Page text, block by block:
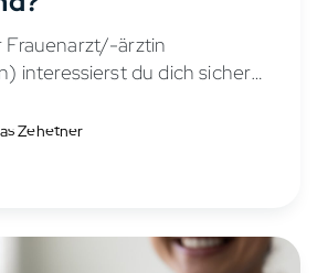
Frauenarzt/-ärztin
interessierst du dich sicher
Das Gehalt eines
hängt von verschiedenen
Zehetner